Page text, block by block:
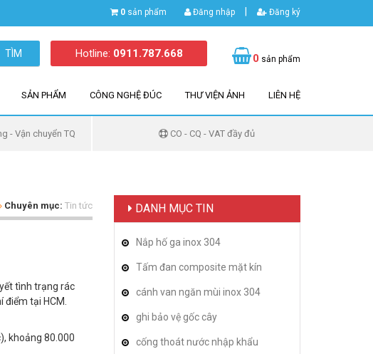
0 sản phẩm Đăng nhập Đăng ký
TÌM Hotline: 0911.787.668 0 sản phẩm
SẢN PHẨM CÔNG NGHỆ ĐÚC THƯ VIỆN ẢNH LIÊN HỆ
- Vận chuyển TQ CO - CQ - VAT đầy đủ
Chuyên mục: Tin tức
tình trạng rác
tại HCM.
khoảng 80.000
DANH MỤC TIN
Nắp hố ga inox 304
Tấm đan composite mặt kín
cánh van ngăn mùi inox 304
ghi bảo vệ gốc cây
cống thoát nước nhập khẩu